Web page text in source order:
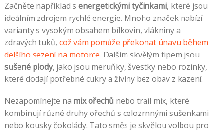
Začněte například s energetickými tyčinkami, které jsou
ideálním zdrojem rychlé energie. Mnoho značek nabízí
varianty s vysokým obsahem bílkovin, vlákniny a
zdravých tuků, což vám pomůže překonat únavu během
delšího sezení na motorce. Dalším skvělým tipem jsou
sušené plody, jako jsou meruňky, švestky nebo rozinky,
které dodají potřebné cukry a živiny bez obav z kazení.
Nezapomínejte na mix ořechů nebo trail mix, které
kombinují různé druhy ořechů s celozrnnými sušenkami
nebo kousky čokolády. Tato směs je skvělou volbou pro